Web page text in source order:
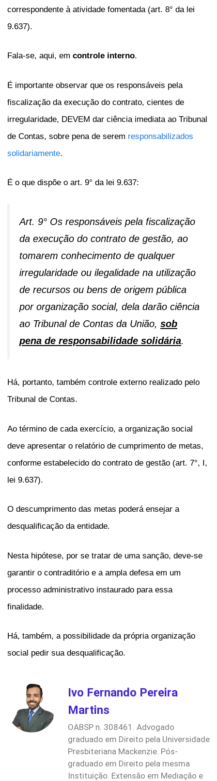
correspondente à atividade fomentada (art. 8° da lei
9.637).
Fala-se, aqui, em controle interno.
É importante observar que os responsáveis pela
fiscalização da execução do contrato, cientes de
irregularidade, DEVEM dar ciência imediata ao Tribunal
de Contas, sobre pena de serem responsabilizados
solidariamente.
É o que dispõe o art. 9° da lei 9.637:
Art. 9° Os responsáveis pela fiscalização
da execução do contrato de gestão, ao
tomarem conhecimento de qualquer
irregularidade ou ilegalidade na utilização
de recursos ou bens de origem pública
por organização social, dela darão ciência
ao Tribunal de Contas da União, sob
pena de responsabilidade solidária.
Há, portanto, também controle externo realizado pelo
Tribunal de Contas.
Ao término de cada exercício, a organização social
deve apresentar o relatório de cumprimento de metas,
conforme estabelecido do contrato de gestão (art. 7°, I,
lei 9.637).
O descumprimento das metas poderá ensejar a
desqualificação da entidade.
Nesta hipótese, por se tratar de uma sanção, deve-se
garantir o contraditório e a ampla defesa em um
processo administrativo instaurado para essa
finalidade.
Há, também, a possibilidade da própria organização
social pedir sua desqualificação.
Ivo Fernando Pereira
Martins
OABSP n. 308461. Advogado
graduado em Direito pela Universidade
Presbiteriana Mackenzie. Pós-
graduado em Direito pela mesma
Instituição. Extensão em Mediação e